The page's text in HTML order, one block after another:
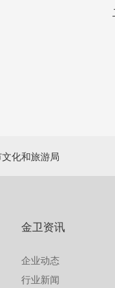
化和旅游局
金卫资讯
企业动态
行业新闻